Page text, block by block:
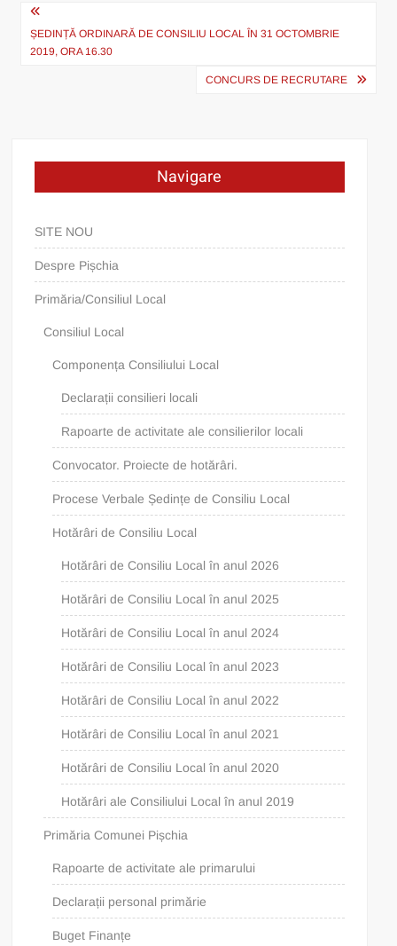
Post
navigation
ȘEDINȚĂ ORDINARĂ DE CONSILIU LOCAL ÎN 31 OCTOMBRIE
2019, ORA 16.30
CONCURS DE RECRUTARE
Navigare
SITE NOU
Despre Pișchia
Primăria/Consiliul Local
Consiliul Local
Componența Consiliului Local
Declarații consilieri locali
Rapoarte de activitate ale consilierilor locali
Convocator. Proiecte de hotărâri.
Procese Verbale Ședințe de Consiliu Local
Hotărâri de Consiliu Local
Hotărâri de Consiliu Local în anul 2026
Hotărâri de Consiliu Local în anul 2025
Hotărâri de Consiliu Local în anul 2024
Hotărâri de Consiliu Local în anul 2023
Hotărâri de Consiliu Local în anul 2022
Hotărâri de Consiliu Local în anul 2021
Hotărâri de Consiliu Local în anul 2020
Hotărâri ale Consiliului Local în anul 2019
Primăria Comunei Pișchia
Rapoarte de activitate ale primarului
Declarații personal primărie
Buget Finanțe